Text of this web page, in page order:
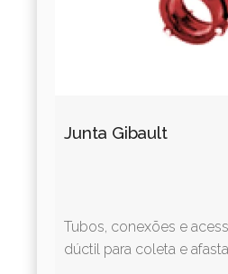
Junta Gibault
Tubos, conexões e
dúctil para coleta e